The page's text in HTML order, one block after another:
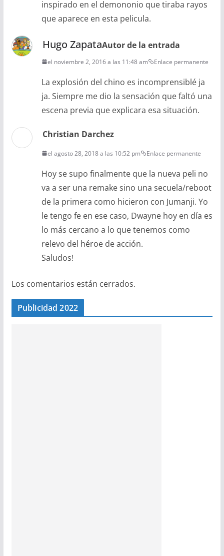
inspirado en el demononio que tiraba rayos
que aparece en esta pelicula.
Hugo ZapataAutor de la entrada
el noviembre 2, 2016 a las 11:48 am Enlace permanente
La explosión del chino es incomprensiblé ja
ja. Siempre me dio la sensación que faltó una
escena previa que explicara esa situación.
Christian Darchez
el agosto 28, 2018 a las 10:52 pm Enlace permanente
Hoy se supo finalmente que la nueva peli no
va a ser una remake sino una secuela/reboot
de la primera como hicieron con Jumanji. Yo
le tengo fe en ese caso, Dwayne hoy en día es
lo más cercano a lo que tenemos como
relevo del héroe de acción.
Saludos!
Los comentarios están cerrados.
Publicidad 2022